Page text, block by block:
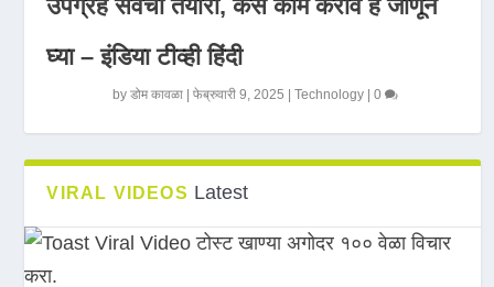
उपग्रह सेवेची तयारी, कसे काम करावे हे जाणून
घ्या – इंडिया टीव्ही हिंदी
byडोम कावळा |फेब्रुवारी 9, 2025 |Technology |0
VIRAL VIDEOS Latest